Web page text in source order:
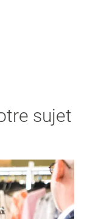
sujet